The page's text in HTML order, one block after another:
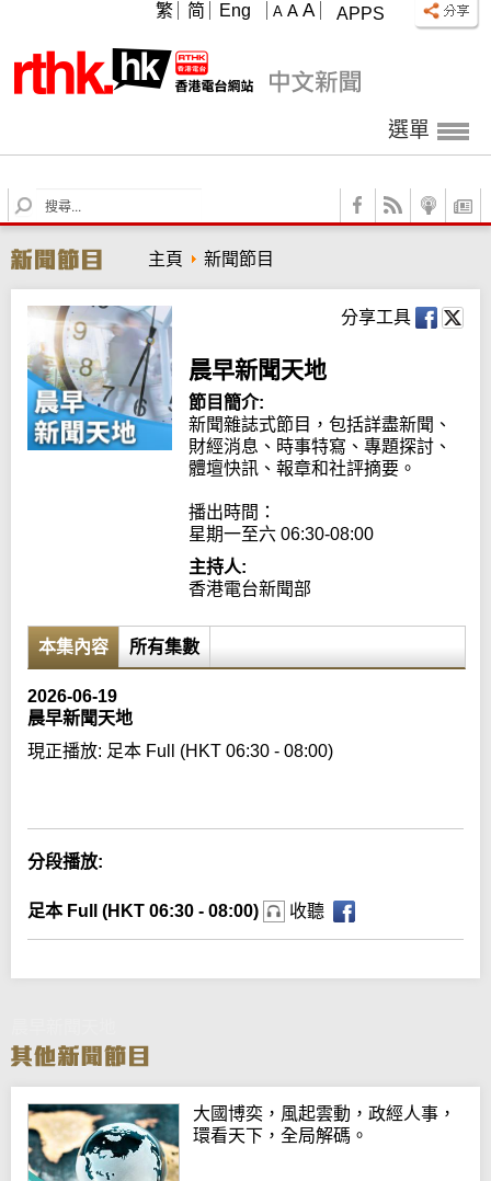
APPS
A A A
繁 简 Eng
選單
S
e
r
c
h
主頁 新聞節目
分享工具
晨早新聞天地
節目簡介:
新聞雜誌式節目，包括詳盡新聞、
財經消息、時事特寫、專題探討、
體壇快訊、報章和社評摘要。
播出時間：
星期一至六 06:30-08:00
主持人:
香港電台新聞部
本集內容 所有集數
2026-06-19
晨早新聞天地
現正播放: 足本 Full (HKT 06:30 - 08:00)
分段播放:
足本 Full (HKT 06:30 - 08:00) 收聽
大國博奕，風起雲動，政經人事，
環看天下，全局解碼。